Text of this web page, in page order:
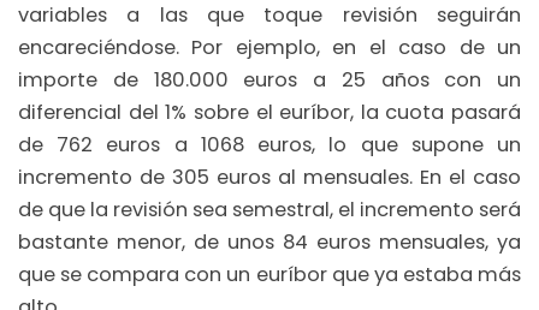
variables a las que toque revisión seguirán
encareciéndose. Por ejemplo, en el caso de un
importe de 180.000 euros a 25 años con un
diferencial del 1% sobre el euríbor, la cuota pasará
de 762 euros a 1068 euros, lo que supone un
incremento de 305 euros al mensuales. En el caso
de que la revisión sea semestral, el incremento será
bastante menor, de unos 84 euros mensuales, ya
que se compara con un euríbor que ya estaba más